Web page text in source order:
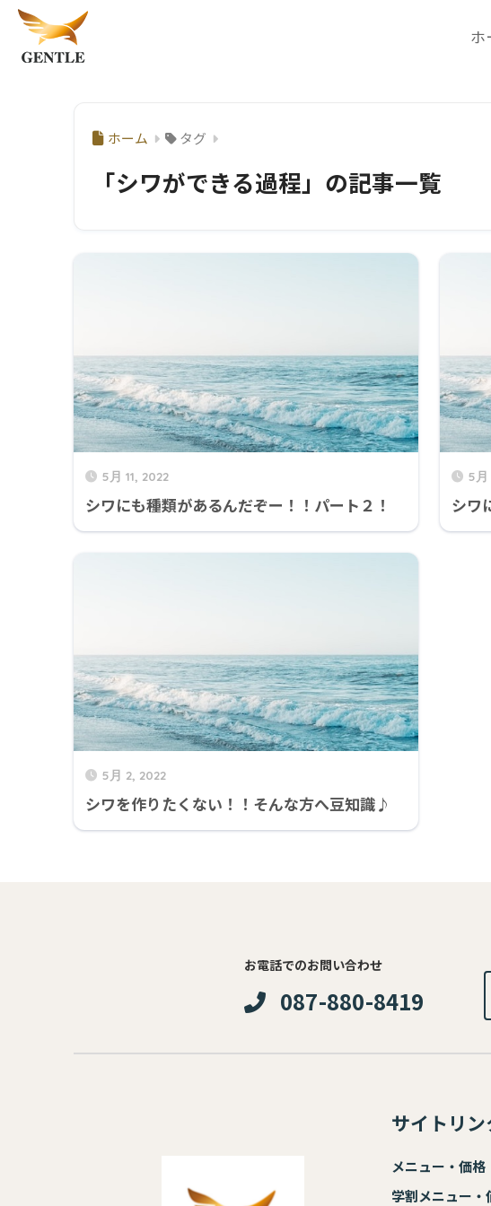
ホ
ホーム タグ
「シワができる過程」の記事一覧
5月 11, 2022
シワにも種類があるんだぞー！！パート２！
5月
シワ
5月 2, 2022
シワを作りたくない！！そんな方へ豆知識♪
お電話でのお問い合わせ
087-880-8419
サイトリン
メニュー・価格
学割メニュー・